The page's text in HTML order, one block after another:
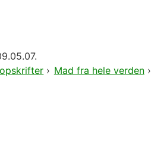
› Mad fra hele verden›